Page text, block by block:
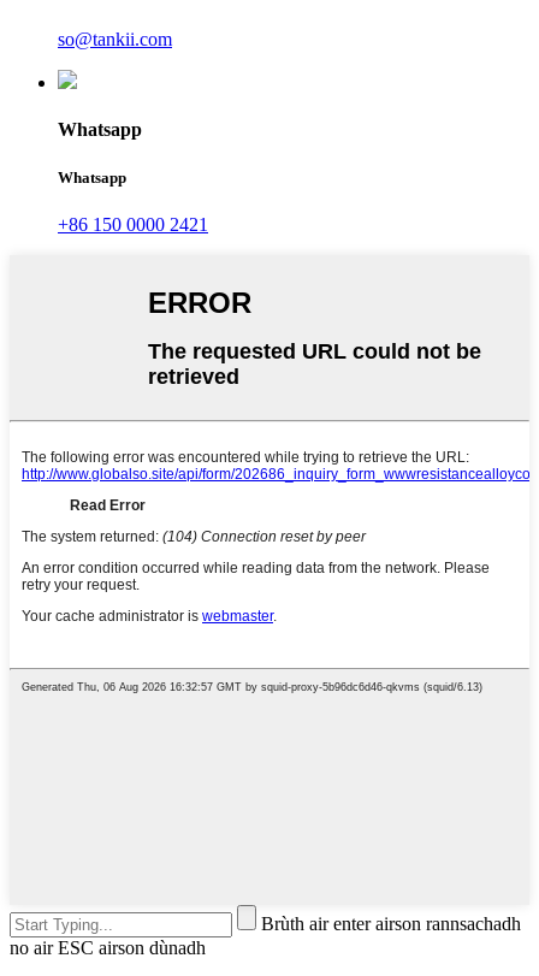
so@tankii.com
Whatsapp
Whatsapp
+86 150 0000 2421
Brùth air enter airson rannsachadh
no air ESC airson dùnadh